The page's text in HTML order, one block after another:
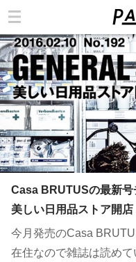
Casa BRUTUSの最新号
美しい日用品ストア開店
今月発売のCasa
在住なので雑誌は読め
カテゴリ